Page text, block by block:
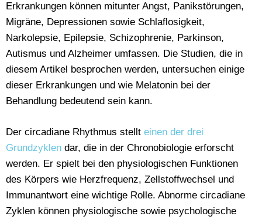
Erkrankungen können mitunter Angst, Panikstörungen,
Migräne, Depressionen sowie Schlaflosigkeit,
Narkolepsie, Epilepsie, Schizophrenie, Parkinson,
Autismus und Alzheimer umfassen. Die Studien, die in
diesem Artikel besprochen werden, untersuchen einige
dieser Erkrankungen und wie Melatonin bei der
Behandlung bedeutend sein kann.
Der circadiane Rhythmus stellt einen der drei
Grundzyklen dar, die in der Chronobiologie erforscht
werden. Er spielt bei den physiologischen Funktionen
des Körpers wie Herzfrequenz, Zellstoffwechsel und
Immunantwort eine wichtige Rolle. Abnorme circadiane
Zyklen können physiologische sowie psychologische